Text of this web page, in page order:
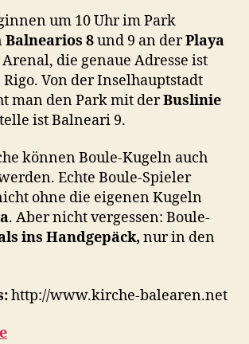
um 10 Uhr im Park
Balnearios 8und 9 an derPlaya
die genaue Adresse ist
Von der Inselhauptstadt
man den Park mit derBuslinie
ist Balneari 9.
können Boule-Kugeln auch
Echte Boule-Spieler
ohne die eigenen Kugeln
. Aber nicht vergessen: Boule-
ins Handgepäck, nur in den
http://www.kirche-balearen.net